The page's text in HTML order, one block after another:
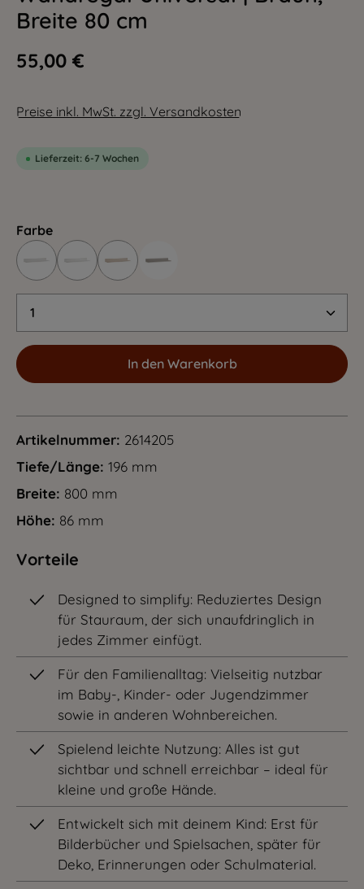
Breite 80 cm
55,00 €
Preise inkl. MwSt. zzgl. Versandkosten
Lieferzeit: 6-7 Wochen
Farbe
Produkt Anzahl: Gib den gewünschten
In den Warenkorb
Artikelnummer: 2614205
Tiefe/Länge: 196 mm
Breite: 800 mm
Höhe: 86 mm
Vorteile
Designed to simplify: Reduziertes Design
für Stauraum, der sich unaufdringlich in
jedes Zimmer einfügt.
Für den Familienalltag: Vielseitig nutzbar
im Baby-, Kinder- oder Jugendzimmer
sowie in anderen Wohnbereichen.
Spielend leichte Nutzung: Alles ist gut
sichtbar und schnell erreichbar – ideal für
kleine und große Hände.
Entwickelt sich mit deinem Kind: Erst für
Bilderbücher und Spielsachen, später für
Deko, Erinnerungen oder Schulmaterial.